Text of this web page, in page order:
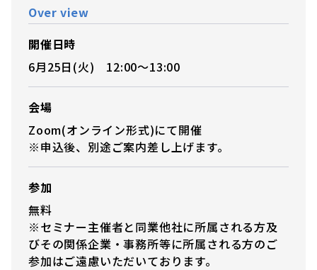
Over view
開催日時
6月25日(火) 12:00〜13:00
会場
Zoom(オンライン形式)にて開催
※申込後、別途ご案内差し上げます。
参加
無料
※セミナー主催者と同業他社に所属される方及
びその関係企業・事務所等に所属される方のご
参加はご遠慮いただいております。